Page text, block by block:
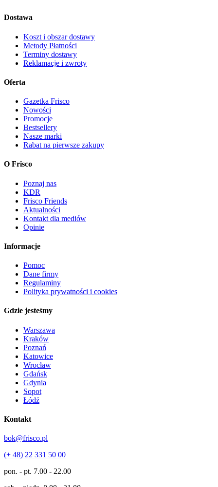
Dostawa
Koszt i obszar dostawy
Metody Płatności
Terminy dostawy
Reklamacje i zwroty
Oferta
Gazetka Frisco
Nowości
Promocje
Bestsellery
Nasze marki
Rabat na pierwsze zakupy
O Frisco
Poznaj nas
KDR
Frisco Friends
Aktualności
Kontakt dla mediów
Opinie
Informacje
Pomoc
Dane firmy
Regulaminy
Polityka prywatności i cookies
Gdzie jesteśmy
Warszawa
Kraków
Poznań
Katowice
Wrocław
Gdańsk
Gdynia
Sopot
Łódź
Kontakt
bok@frisco.pl
(+ 48) 22 331 50 00
pon. - pt. 7.00 - 22.00